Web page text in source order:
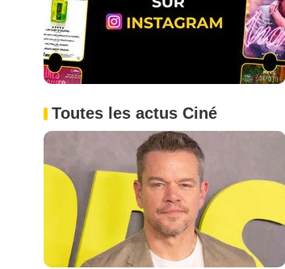
Toutes les actus Ciné